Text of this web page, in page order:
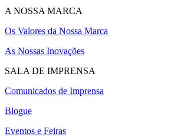
A NOSSA MARCA
Os Valores da Nossa Marca
As Nossas Inovações
SALA DE IMPRENSA
Comunicados de Imprensa
Blogue
Eventos e Feiras